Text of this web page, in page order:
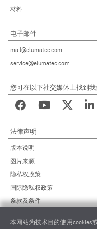
材料
电子邮件
mail@elumatec.com
service@elumatec.com
您可在以下社交媒体上找到我
法律声明
版本说明
图片来源
隐私权政策
国际隐私权政策
条款及条件
供应商行为准则
本网站为技术目的使用cookies